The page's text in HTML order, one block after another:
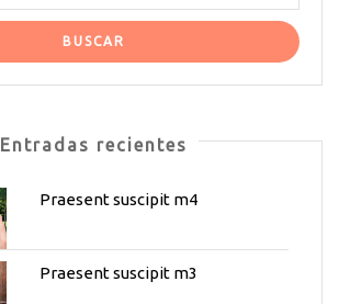
Entradas recientes
Praesent suscipit m4
Praesent suscipit m3